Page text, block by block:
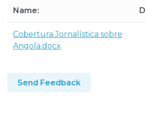
Name:
Cobertura Jornalística sobre
Angola.docx
Send Feedback